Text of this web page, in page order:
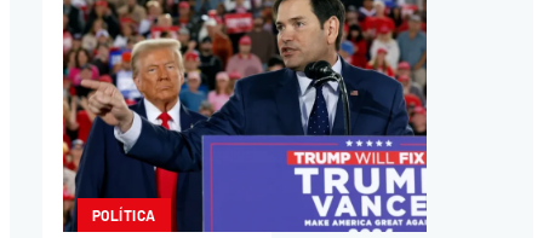
POLÍTICA